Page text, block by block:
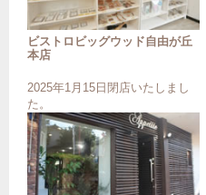
ビストロビッグウッド自由が丘
本店
2025年1月15日閉店いたしまし
た。